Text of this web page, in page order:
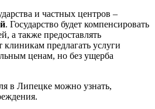
и частных центров –
. Государство будет компенсировать
а также предоставлять
предлагать услуги
ценам, но без ущерба
в Липецке можно узнать,